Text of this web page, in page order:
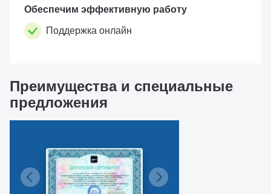
Обеспечим эффективную работу
Поддержка онлайн
Преимущества и специальные
предложения